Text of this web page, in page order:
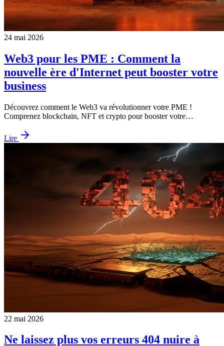
24 mai 2026
Web3 pour les PME : Comment la
nouvelle ère d'Internet peut booster votre
business
Découvrez comment le Web3 va révolutionner votre PME !
Comprenez blockchain, NFT et crypto pour booster votre…
Lire
22 mai 2026
Ne laissez plus vos erreurs 404 nuire à